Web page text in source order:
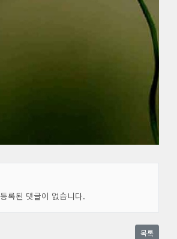
등록된 댓글이 없습니다.
목록